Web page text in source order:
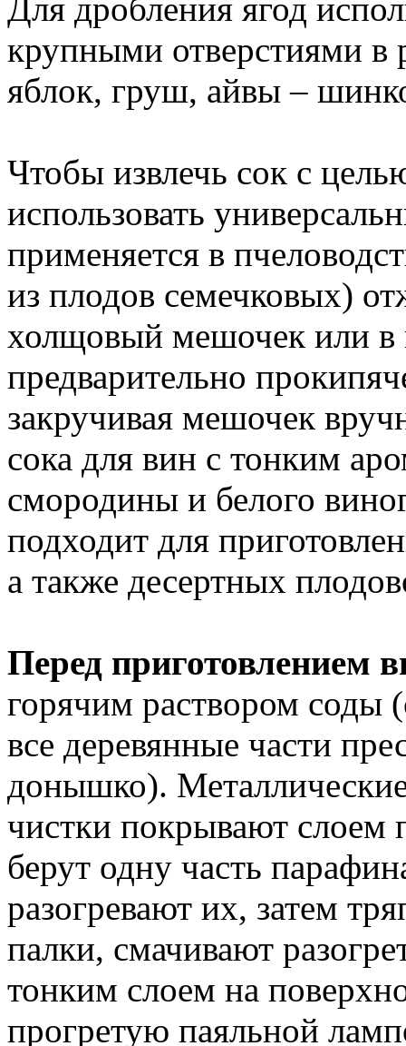
Для дробления ягод
крупными отверстиями в
яблок, груш, айвы –
Чтобы извлечь сок с
использовать
применяется в
из плодов семечковых)
холщовый мешочек или в
предварительно
закручивая мешочек
сока для вин с тонким
смородины и белого
подходит для
а также десертных
Перед приготовлением
горячим раствором
все деревянные части
донышко).
чистки покрывают слоем
берут одну часть
разогревают их, затем
палки, смачивают
тонким слоем на
прогретую паяльной